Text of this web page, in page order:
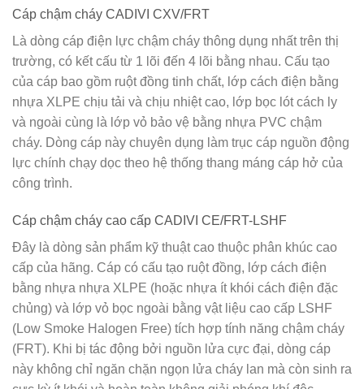
Cáp chậm cháy CADIVI CXV/FRT
Là dòng cáp điện lực chậm cháy thông dụng nhất trên thị
trường, có kết cấu từ 1 lõi đến 4 lõi bằng nhau. Cấu tạo
của cáp bao gồm ruột đồng tinh chất, lớp cách điện bằng
nhựa XLPE chịu tải và chịu nhiệt cao, lớp bọc lót cách ly
và ngoài cùng là lớp vỏ bảo vệ bằng nhựa PVC chậm
cháy. Dòng cáp này chuyên dụng làm trục cáp nguồn động
lực chính chạy dọc theo hệ thống thang máng cáp hở của
công trình.
Cáp chậm cháy cao cấp CADIVI CE/FRT-LSHF
Đây là dòng sản phẩm kỹ thuật cao thuộc phân khúc cao
cấp của hãng. Cáp có cấu tạo ruột đồng, lớp cách điện
bằng nhựa nhựa XLPE (hoặc nhựa ít khói cách điện đặc
chủng) và lớp vỏ bọc ngoài bằng vật liệu cao cấp LSHF
(Low Smoke Halogen Free) tích hợp tính năng chậm cháy
(FRT). Khi bị tác động bởi nguồn lửa cực đại, dòng cáp
này không chỉ ngăn chặn ngọn lửa cháy lan mà còn sinh ra